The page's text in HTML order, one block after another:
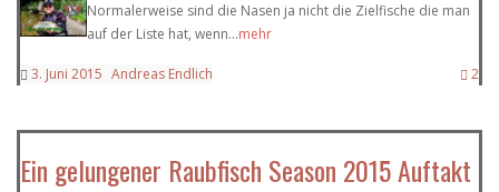
Normalerweise sind die Nasen ja nicht die Zielfische die man
auf der Liste hat, wenn...mehr
3. Juni 2015 Andreas Endlich 2
Ein gelungener Raubfisch Season 2015 Auftakt